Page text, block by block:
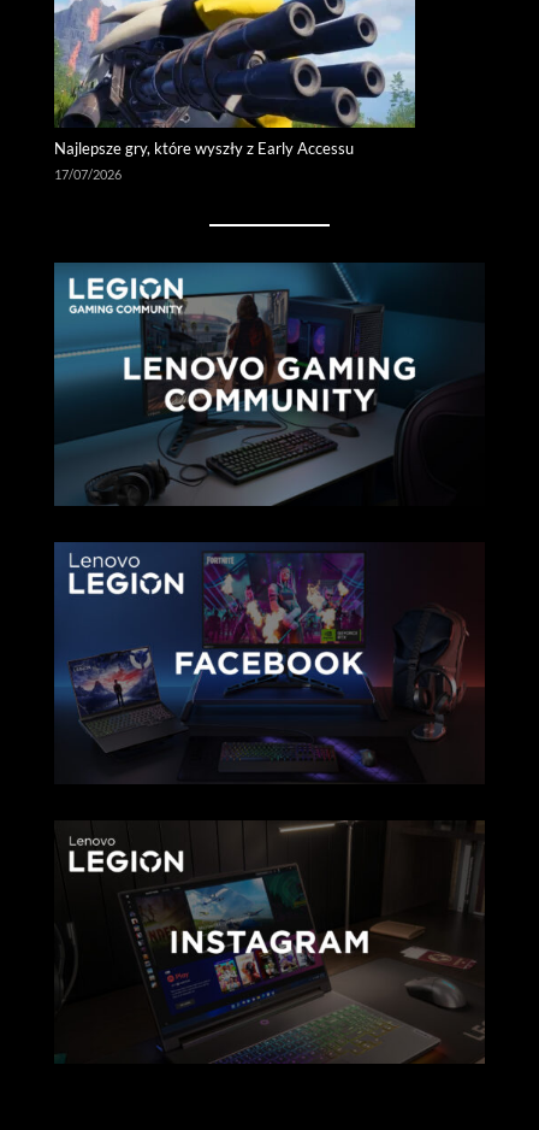
Najlepsze gry, które wyszły z Early Accessu
17/07/2026